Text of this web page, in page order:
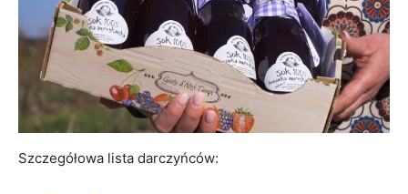
Szczegółowa lista darczyńców: